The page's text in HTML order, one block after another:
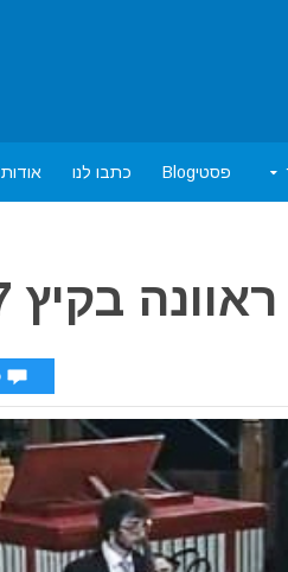
פסטיBlog כתבו לנו אודות
בקיץ 2027